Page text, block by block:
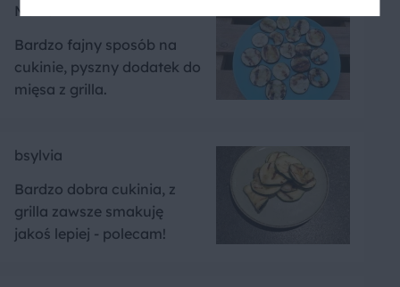
Marta
Bardzo fajny sposób na
cukinie, pyszny dodatek do
mięsa z grilla.
bsylvia
Bardzo dobra cukinia, z
grilla zawsze smakuję
jakoś lepiej - polecam!